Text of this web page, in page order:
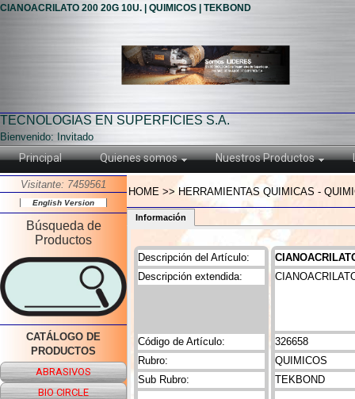
CIANOACRILATO 200 20G 10U. | QUIMICOS | TEKBOND
TECNOLOGIAS EN SUPERFICIES S.A.
Bienvenido: Invitado
Principal Quienes somos Nuestros Productos
Visitante: 7459561
English Version
Búsqueda de
Productos
CATÁLOGO DE
PRODUCTOS
ABRASIVOS
BIO CIRCLE
HOME >> HERRAMIENTAS QUIMICAS -
Información
Descripción del Artículo:
Código de Artículo:
Rubro:
Sub Rubro:
Descripción extendida:
326658
QUIMICOS
TEKBOND